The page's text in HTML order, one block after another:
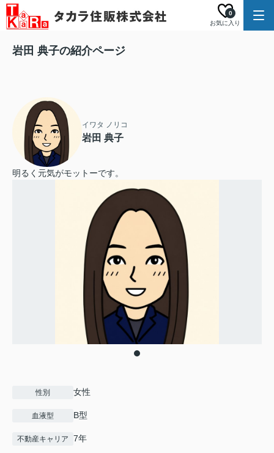
お気に入り
0
岩田 典子の紹介ページ
イワタ ノリコ
岩田 典子
明るく元気がモットーです。
性別 女性
血液型 B型
不動産キャリア 7年